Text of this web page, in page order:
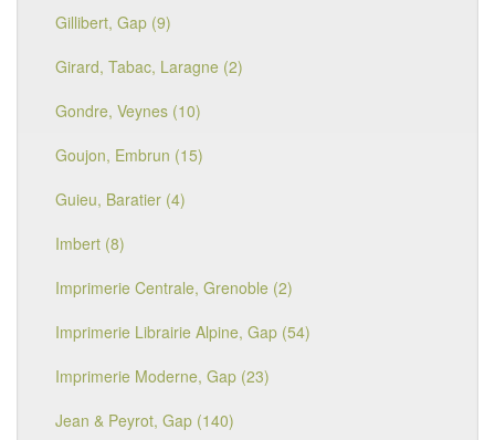
Gillibert, Gap (9)
Girard, Tabac, Laragne (2)
Gondre, Veynes (10)
Goujon, Embrun (15)
Guieu, Baratier (4)
Imbert (8)
Imprimerie Centrale, Grenoble (2)
Imprimerie Librairie Alpine, Gap (54)
Imprimerie Moderne, Gap (23)
Jean & Peyrot, Gap (140)